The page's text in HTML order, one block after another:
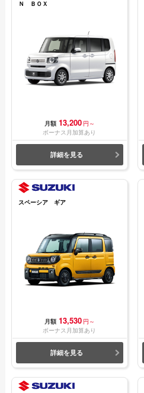
Ｎ ＢＯＸ
月額 13,200 円～
ボーナス月加算あり
詳細を見る
スペーシア ギア
月額 13,530 円～
ボーナス月加算あり
詳細を見る